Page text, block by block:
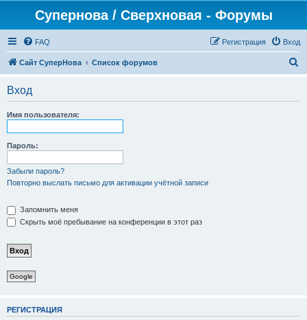
Супернова / Сверхновая - Форумы
FAQ Вход
Регистрация
Сайт СуперНова Список форумов
Вход
Имя пользователя:
Пароль:
Забыли пароль?
Повторно выслать письмо для активации учётной записи
Запомнить меня
Скрыть моё пребывание на конференции в этот раз
Google
РЕГИСТРАЦИЯ